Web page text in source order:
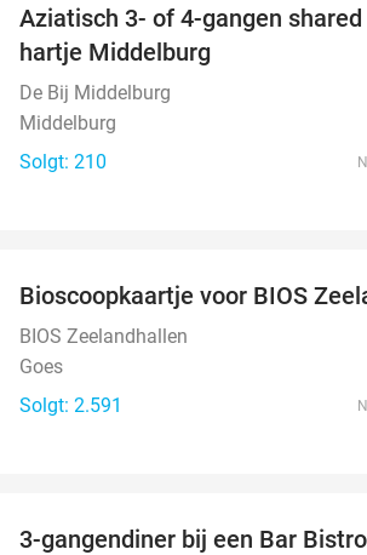
Aziatisch 3- of 4-gangen
hartje Middelburg
De Bij Middelburg
Middelburg
Solgt: 210
Bioscoopkaartje voor BIOS
BIOS Zeelandhallen
Goes
Solgt: 2.591
3-gangendiner bij een Bar